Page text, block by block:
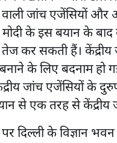
जांच एजेंसियों
के इस बयान के बाद
कर सकती हैं। केंद्रीय
बनाने के लिए बदनाम
जांच एजेंसियों के
से एक तरह से केंद्रीय
दिल्ली के विज्ञान